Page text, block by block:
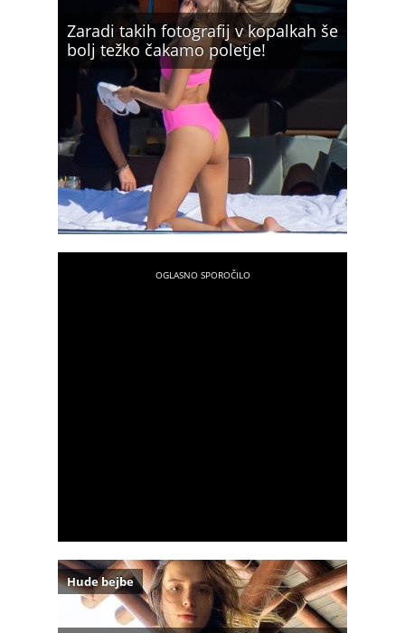
Zaradi takih fotografij v kopalkah še
bolj težko čakamo poletje!
Hude bejbe